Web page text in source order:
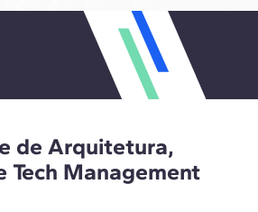
de Arquitetura,
Tech Management